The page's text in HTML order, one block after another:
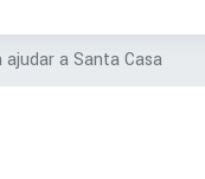
a Santa Casa